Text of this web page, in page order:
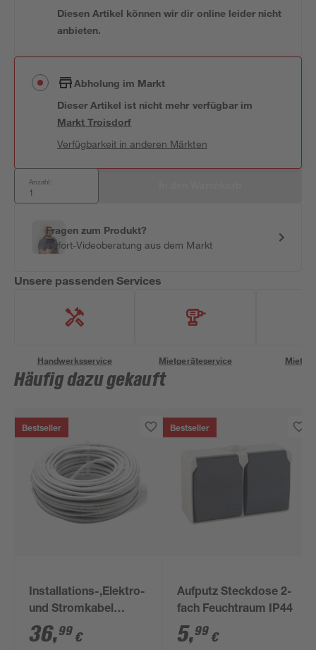
Diesen Artikel können wir dir online leider nicht
anbieten.
Abholung im Markt
Dieser Artikel ist nicht mehr verfügbar im
MarktTroisdorf
Verfügbarkeit in anderen Märkten
Anzahl:
Fragen zum Produkt?
Sofort-Videoberatung aus dem Markt
Unsere passenden Services
Handwerksservice Mietgeräteservice
Häufig dazu gekauft
Bestseller
Installations-,Elektro-
und Stromkabel
NYM-J 3x1,5mm² 50
m
36,99 €
Bestseller
Aufputz Steckdose 2-
fach Feuchtraum IP44
5,99 €